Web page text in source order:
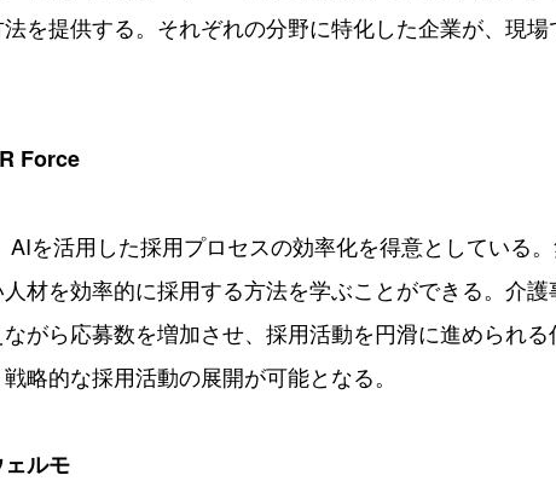
を提供する。それぞれの分野に特化した企業が、現
Force
を活用した採用プロセスの効率化を得意としている
材を効率的に採用する方法を学ぶことができる。介
がら応募数を増加させ、採用活動を円滑に進められる
略的な採用活動の展開が可能となる。
ルモ